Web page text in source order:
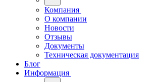
Компания
О компании
Новости
Отзывы
Документы
Техническая документация
Блог
Информация